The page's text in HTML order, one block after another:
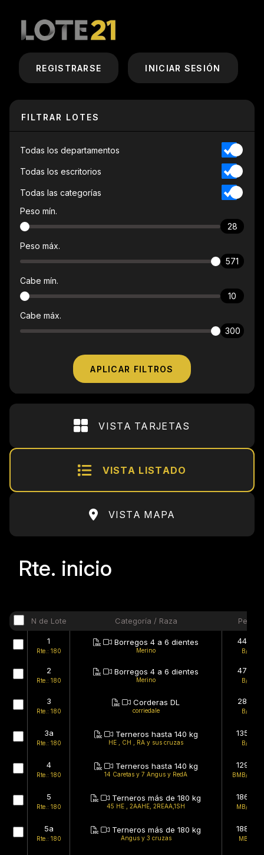
REGISTRARSE INICIAR SESIÓN
FILTRAR LOTES
Todas los departamentos
Todas los escritorios
Todas las categorías
Peso mín.
28
Peso máx.
571
Cabe mín.
10
Cabe máx.
300
APLICAR FILTROS
VISTA TARJETAS
VISTA LISTADO
VISTA MAPA
Rte. inicio
N de Lote Categoría / Raza Peso
1
Rte.: 180
Borregos 4 a 6 dientes
Merino
44kg
B/B
2
Rte.: 180
Borregos 4 a 6 dientes
Merino
47kg
B/B
3
Rte.: 180
Corderas DL
corriedale
28kg
B/B
3a
Rte.: 180
Terneros hasta 140 kg
HE , CH , RA y sus cruzas
135kg
B/B
4
Rte.: 180
Terneros hasta 140 kg
14 Caretas y 7 Angus y RedA
129kg
BMB/BMB
5
Rte.: 180
Terneros más de 180 kg
45 HE , 2AAHE, 2REAA,1SH
186kg
MB/MB
5a
Rte.: 180
Terneros más de 180 kg
Angus y 3 cruzas
188kg
MB/B